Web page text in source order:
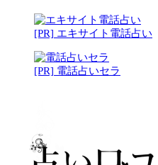
[PR] エキサイト電話占い
[PR] 電話占いセラ